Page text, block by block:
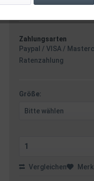
Zahlungsarten
Paypal / VISA /
Ratenzahlung
Größe:
Vergleichen